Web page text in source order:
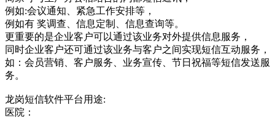
例如:会议通知、紧急工作安排等，
例如有 奖调查、信息定制、信息查询等。
更重要的是企业客户可以通过该业务对外提供信息服务，
同时企业客户还可通过该业务与客户之间实现短信互动服务，
如：会员营销、客户服务、业务宣传、节日祝福等短信发送服
务。
龙岗短信软件平台用途:
医院：